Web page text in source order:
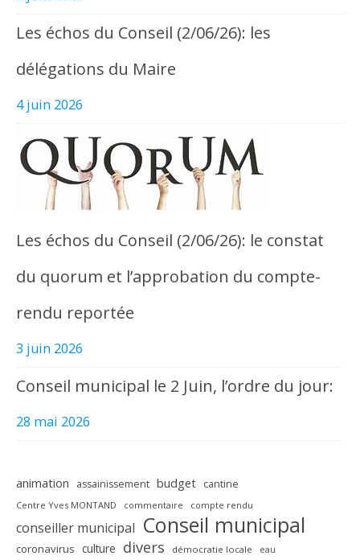
Les échos du Conseil (2/06/26): les
délégations du Maire
4 juin 2026
Les échos du Conseil (2/06/26): le constat
du quorum et l’approbation du compte-
rendu reportée
3 juin 2026
Conseil municipal le 2 Juin, l’ordre du jour:
28 mai 2026
animation assainissement budget cantine
Centre Yves MONTAND commentaire compte rendu
conseiller municipal Conseil municipal
coronavirus culture divers démocratie locale eau